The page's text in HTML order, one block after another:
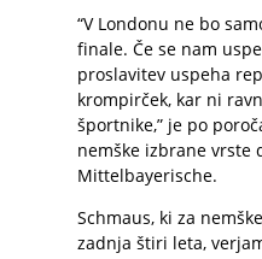
“V Londonu ne bo
finale. Če se nam
proslavitev uspeha
krompirček, kar ni
športnike,” je po
nemške izbrane vrste
Mittelbayerische.
Schmaus, ki za
zadnja štiri leta,